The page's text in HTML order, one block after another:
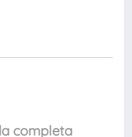
completa